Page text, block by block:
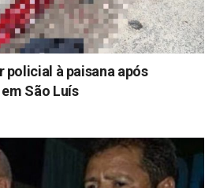
policial à paisana após
São Luís